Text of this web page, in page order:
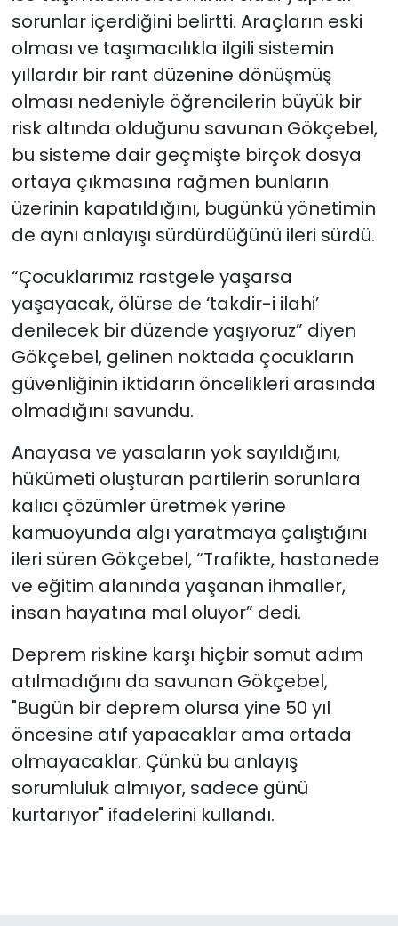
sorunlar içerdiğini belirtti. Araçların eski
olması ve taşımacılıkla ilgili sistemin
yıllardır bir rant düzenine dönüşmüş
olması nedeniyle öğrencilerin büyük bir
risk altında olduğunu savunan Gökçebel,
bu sisteme dair geçmişte birçok dosya
ortaya çıkmasına rağmen bunların
üzerinin kapatıldığını, bugünkü yönetimin
de aynı anlayışı sürdürdüğünü ileri sürdü.
“Çocuklarımız rastgele yaşarsa
yaşayacak, ölürse de ‘takdir-i ilahi’
denilecek bir düzende yaşıyoruz” diyen
Gökçebel, gelinen noktada çocukların
güvenliğinin iktidarın öncelikleri arasında
olmadığını savundu.
Anayasa ve yasaların yok sayıldığını,
hükümeti oluşturan partilerin sorunlara
kalıcı çözümler üretmek yerine
kamuoyunda algı yaratmaya çalıştığını
ileri süren Gökçebel, “Trafikte, hastanede
ve eğitim alanında yaşanan ihmaller,
insan hayatına mal oluyor” dedi.
Deprem riskine karşı hiçbir somut adım
atılmadığını da savunan Gökçebel,
"Bugün bir deprem olursa yine 50 yıl
öncesine atıf yapacaklar ama ortada
olmayacaklar. Çünkü bu anlayış
sorumluluk almıyor, sadece günü
kurtarıyor" ifadelerini kullandı.